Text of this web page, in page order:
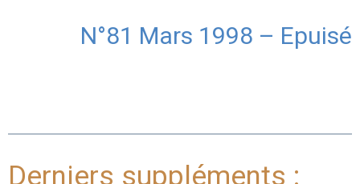
N°81 Mars 1998 – Epuisé
Derniers suppléments :